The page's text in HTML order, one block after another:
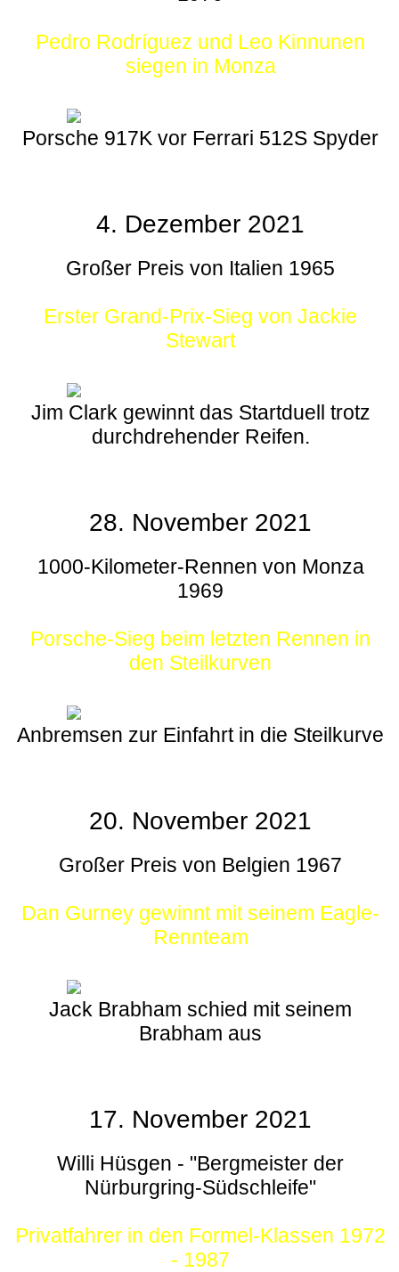
Pedro Rodríguez und Leo Kinnunen
siegen in Monza
Porsche 917K vor Ferrari 512S Spyder
4. Dezember 2021
Großer Preis von Italien 1965
Erster Grand-Prix-Sieg von Jackie
Stewart
Jim Clark gewinnt das Startduell trotz
durchdrehender Reifen.
28. November 2021
1000-Kilometer-Rennen von Monza
1969
Porsche-Sieg beim letzten Rennen in
den Steilkurven
Anbremsen zur Einfahrt in die Steilkurve
20. November 2021
Großer Preis von Belgien 1967
Dan Gurney gewinnt mit seinem Eagle-
Rennteam
Jack Brabham schied mit seinem
Brabham aus
17. November 2021
Willi Hüsgen - "Bergmeister der
Nürburgring-Südschleife"
Privatfahrer in den Formel-Klassen 1972
- 1987